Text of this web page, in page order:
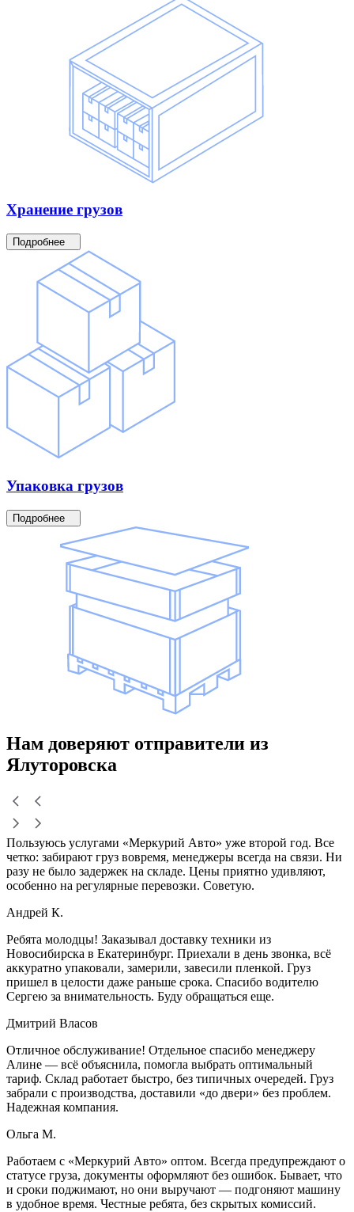
Хранение грузов
Подробнее
Упаковка грузов
Подробнее
Нам доверяют отправители из
Ялуторовска
Пользуюсь услугами «Меркурий Авто» уже второй год. Все
четко: забирают груз вовремя, менеджеры всегда на связи. Ни
разу не было задержек на складе. Цены приятно удивляют,
особенно на регулярные перевозки. Советую.
Андрей К.
Ребята молодцы! Заказывал доставку техники из
Новосибирска в Екатеринбург. Приехали в день звонка, всё
аккуратно упаковали, замерили, завесили пленкой. Груз
пришел в целости даже раньше срока. Спасибо водителю
Сергею за внимательность. Буду обращаться еще.
Дмитрий Власов
Отличное обслуживание! Отдельное спасибо менеджеру
Алине — всё объяснила, помогла выбрать оптимальный
тариф. Склад работает быстро, без типичных очередей. Груз
забрали с производства, доставили «до двери» без проблем.
Надежная компания.
Ольга М.
Работаем с «Меркурий Авто» оптом. Всегда предупреждают о
статусе груза, документы оформляют без ошибок. Бывает, что
и сроки поджимают, но они выручают — подгоняют машину
в удобное время. Честные ребята, без скрытых комиссий.